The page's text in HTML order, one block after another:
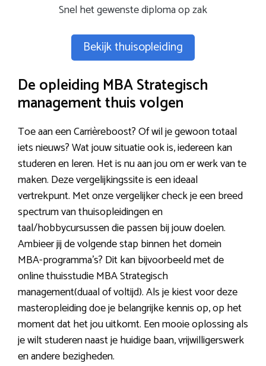
Snel het gewenste diploma op zak
Bekijk thuisopleiding
De opleiding MBA Strategisch
management thuis volgen
Toe aan een Carrièreboost? Of wil je gewoon totaal
iets nieuws? Wat jouw situatie ook is, iedereen kan
studeren en leren. Het is nu aan jou om er werk van te
maken. Deze vergelijkingssite is een ideaal
vertrekpunt. Met onze vergelijker check je een breed
spectrum van thuisopleidingen en
taal/hobbycursussen die passen bij jouw doelen.
Ambieer jij de volgende stap binnen het domein
MBA-programma’s? Dit kan bijvoorbeeld met de
online thuisstudie MBA Strategisch
management(duaal of voltijd). Als je kiest voor deze
masteropleiding doe je belangrijke kennis op, op het
moment dat het jou uitkomt. Een mooie oplossing als
je wilt studeren naast je huidige baan, vrijwilligerswerk
en andere bezigheden.